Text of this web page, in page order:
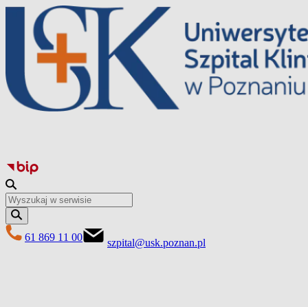
Перейти
вмісту
61 869 11 00 szpital@usk.poznan.pl